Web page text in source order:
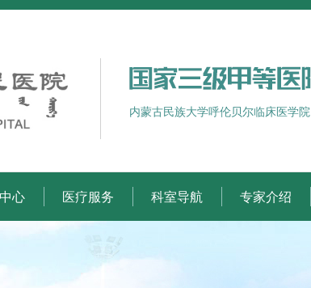
内蒙古民族大学呼伦贝尔临床医学院
心 医疗服务 科室导航 专家介绍